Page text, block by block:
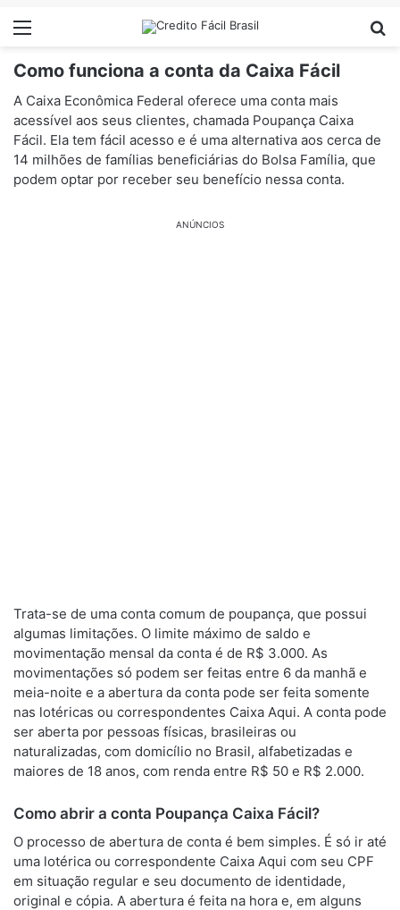
Menu
Como funciona a conta da Caixa Fácil
A Caixa Econômica Federal oferece uma conta mais
acessível aos seus clientes, chamada Poupança Caixa
Fácil. Ela tem fácil acesso e é uma alternativa aos cerca de
14 milhões de famílias beneficiárias do Bolsa Família, que
podem optar por receber seu benefício nessa conta.
ANÚNCIOS
Trata-se de uma conta comum de poupança, que possui
algumas limitações. O limite máximo de saldo e
movimentação mensal da conta é de R$ 3.000. As
movimentações só podem ser feitas entre 6 da manhã e
meia-noite e a abertura da conta pode ser feita somente
nas lotéricas ou correspondentes Caixa Aqui. A conta pode
ser aberta por pessoas físicas, brasileiras ou
naturalizadas, com domicílio no Brasil, alfabetizadas e
maiores de 18 anos, com renda entre R$ 50 e R$ 2.000.
Como abrir a conta Poupança Caixa Fácil?
O processo de abertura de conta é bem simples. É só ir até
uma lotérica ou correspondente Caixa Aqui com seu CPF
em situação regular e seu documento de identidade,
original e cópia. A abertura é feita na hora e, em alguns